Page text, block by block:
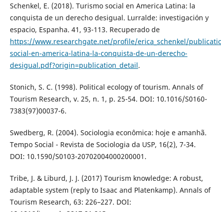
Schenkel, E. (2018). Turismo social en America Latina: la
conquista de un derecho desigual. Lurralde: investigación y
espacio, Espanha. 41, 93-113. Recuperado de
https://www.researchgate.net/profile/erica_schenkel/
social-en-america-latina-la-conquista-de-un-derecho-
desigual.pdf?origin=publication_detail.
Stonich, S. C. (1998). Political ecology of tourism. Annals of
Tourism Research, v. 25, n. 1, p. 25-54. DOI: 10.1016/S0160-
7383(97)00037-6.
Swedberg, R. (2004). Sociologia econômica: hoje e amanhã.
Tempo Social - Revista de Sociologia da USP, 16(2), 7-34.
DOI: 10.1590/S0103-20702004000200001.
Tribe, J. & Liburd, J. J. (2017) Tourism knowledge: A robust,
adaptable system (reply to Isaac and Platenkamp). Annals of
Tourism Research, 63: 226–227. DOI: